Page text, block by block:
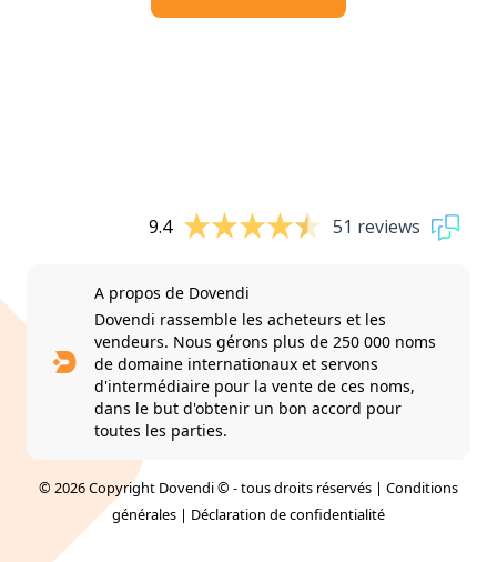
9.4 51 reviews
A propos de Dovendi
Dovendi rassemble les acheteurs et les
vendeurs. Nous gérons plus de 250 000 noms
de domaine internationaux et servons
d'intermédiaire pour la vente de ces noms,
dans le but d'obtenir un bon accord pour
toutes les parties.
© 2026 Copyright Dovendi © - tous droits réservés | Conditions
générales | Déclaration de confidentialité